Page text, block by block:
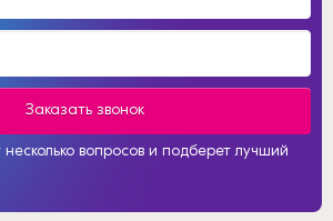
Заказать звонок
вопросов и подберет лучший